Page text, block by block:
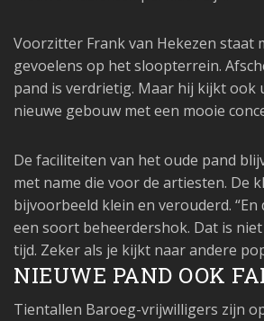
Voorzitter Frank van Hekezen staat
gevoelens op het sloopterrein.
pand is verdrietig. Maar hij kijkt ook
nieuwe gebouw met een mooie
De faciliteiten van het oude pand
met name die voor de artiesten. De
bijvoorbeeld klein en verouderd. “En
een soort beheerdershok. Dat is
tijd. Zeker als je kijkt naar andere
NIEUWE PAND OOK
Tientallen Baroeg-vrijwilligers zijn